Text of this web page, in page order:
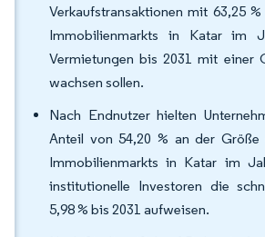
Verkaufstransaktionen mit 63,25
Immobilienmarkts in Katar im
Vermietungen bis 2031 mit einer
wachsen sollen.
Nach Endnutzer hielten
Anteil von 54,20 % an der Größe
Immobilienmarkts in Katar im
institutionelle Investoren die
5,98 % bis 2031 aufweisen.